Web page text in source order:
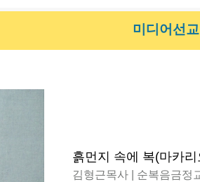
미디어선교
흙먼지 속에 복(마카리
김형근목사 | 순복음금정